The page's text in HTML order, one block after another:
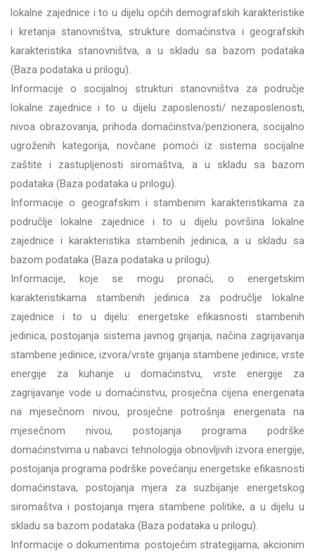
lokalne zajednice i to u dijelu općih demografskih karakteristike
i kretanja stanovništva, strukture domaćinstva i geografskih
karakteristika stanovništva, a u skladu sa bazom podataka
(Baza podataka u prilogu).
Informacije o socijalnoj strukturi stanovništva za područje
lokalne zajednice i to u dijelu zaposlenosti/ nezaposlenosti,
nivoa obrazovanja, prihoda domaćinstva/penzionera, socijalno
ugroženih kategorija, novčane pomoći iz sistema socijalne
zaštite i zastupljenosti siromaštva, a u skladu sa bazom
podataka (Baza podataka u prilogu).
Informacije o geografskim i stambenim karakteristikama za
područlje lokalne zajednice i to u dijelu površina lokalne
zajednice i karakteristika stambenih jedinica, a u skladu sa
bazom podataka (Baza podataka u prilogu).
Informacije, koje se mogu pronaći, o energetskim
karakteristikama stambenih jedinica za područlje lokalne
zajednice i to u dijelu: energetske efikasnosti stambenih
jedinica, postojanja sistema javnog grijanja, načina zagrijavanja
stambene jedinice, izvora/vrste grijanja stambene jedinice, vrste
energije za kuhanje u domaćinstvu, vrste energije za
zagrijavanje vode u domaćinstvu, prosječna cijena energenata
na mjesečnom nivou, prosječne potrošnja energenata na
mjesečnom nivou, postojanja programa podrške
domaćinstvima u nabavci tehnologija obnovljivih izvora energije,
postojanja programa podrške povećanju energetske efikasnosti
domaćinstava, postojanja mjera za suzbijanje energetskog
siromaštva i postojanja mjera stambene politike, a u dijelu u
skladu sa bazom podataka (Baza podataka u prilogu).
Informacije o dokumentima: postojećim strategijama, akcionim